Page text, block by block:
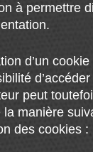
à permettre
d’un
peut
manière
des cookies :